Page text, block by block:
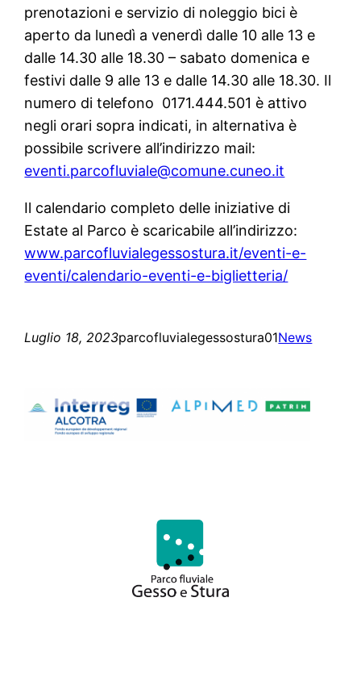
prenotazioni e servizio di noleggio bici è
aperto da lunedì a venerdì dalle 10 alle 13 e
dalle 14.30 alle 18.30 – sabato domenica e
festivi dalle 9 alle 13 e dalle 14.30 alle 18.30. Il
numero di telefono 0171.444.501 è attivo
negli orari sopra indicati, in alternativa è
possibile scrivere all’indirizzo mail:
eventi.parcofluviale@comune.cuneo.it
Il calendario completo delle iniziative di
Estate al Parco è scaricabile all’indirizzo:
www.parcofluvialegessostura.it/eventi-e-
eventi/calendario-eventi-e-biglietteria/
Luglio 18, 2023parcofluvialegessostura01News